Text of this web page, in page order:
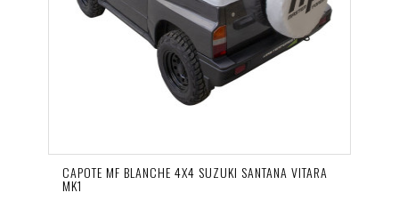
CAPOTE MF BLANCHE 4X4 SUZUKI SANTANA VITARA
MK1